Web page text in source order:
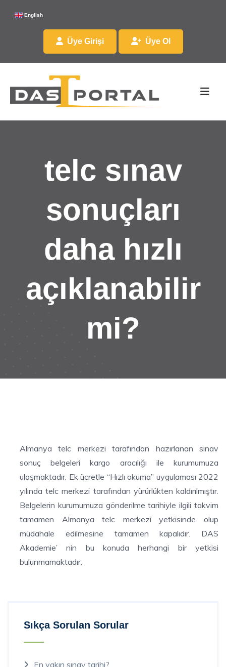
English
Üye Girişi Üye Ol
telc sınav
sonuçları
daha hızlı
açıklanabilir
mi?
Almanya telc merkezi tarafından hazırlanan sınav
sonuç belgeleri kargo aracılığı ile kurumumuza
ulaşmaktadır. Ek ücretle “Hızlı okuma” uygulaması 2022
yılında telc merkezi tarafından yürürlükten kaldırılmıştır.
Belgelerin kurumumuza gönderilme tarihiyle ilgili takvim
tamamen Almanya telc merkezi yetkisinde olup
müdahale edilmesine tamamen kapalıdır. DAS
Akademie’ nin bu konuda herhangi bir yetkisi
bulunmamaktadır.
Sıkça Sorulan Sorular
En yakın sınav tarihi?